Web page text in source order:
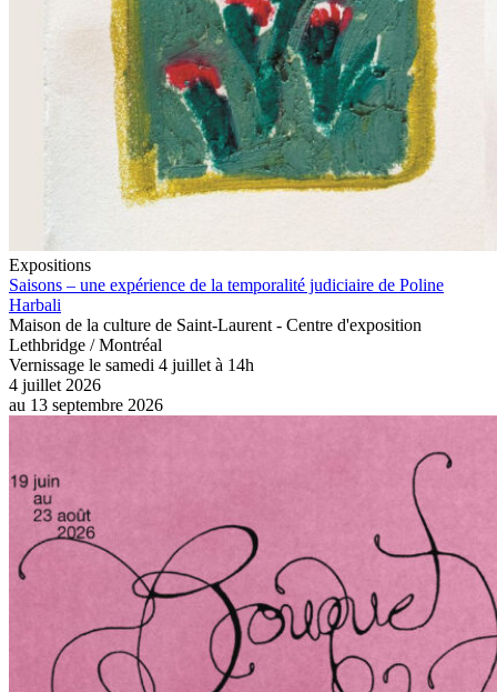
Expositions
Saisons – une expérience de la temporalité judiciaire de Poline
Harbali
Maison de la culture de Saint-Laurent - Centre d'exposition
Lethbridge / Montréal
Vernissage le samedi 4 juillet à 14h
4 juillet 2026
au 13 septembre 2026